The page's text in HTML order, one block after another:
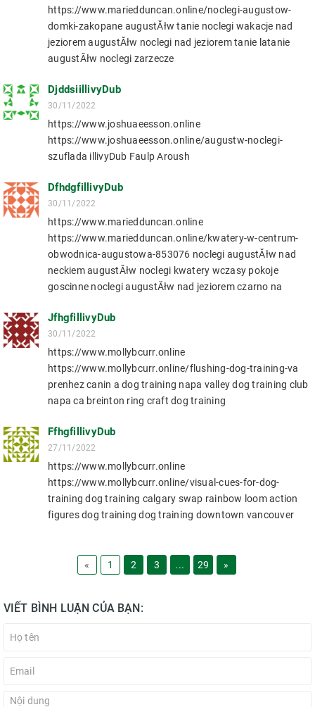
https://www.mariedduncan.online/noclegi-augustow-
domki-zakopane augustĂłw tanie noclegi wakacje nad
jeziorem augustĂłw noclegi nad jeziorem tanie latanie
augustĂłw noclegi zarzecze
DjddsiillivyDub
30/11/2022
https://www.joshuaeesson.online
https://www.joshuaeesson.online/augustw-noclegi-
szuflada illivyDub Faulp Aroush
DfhdgfillivyDub
30/11/2022
https://www.mariedduncan.online
https://www.mariedduncan.online/kwatery-w-centrum-
obwodnica-augustowa-853076 noclegi augustĂłw nad
neckiem augustĂłw noclegi kwatery wczasy pokoje
goscinne noclegi augustĂłw nad jeziorem czarno na
JfhgfillivyDub
30/11/2022
https://www.mollybcurr.online
https://www.mollybcurr.online/flushing-dog-training-va
prenhez canin a dog training napa valley dog training club
napa ca breinton ring craft dog training
FfhgfillivyDub
27/11/2022
https://www.mollybcurr.online
https://www.mollybcurr.online/visual-cues-for-dog-
training dog training calgary swap rainbow loom action
figures dog training dog training downtown vancouver
« 1 2 3 ... 29 »
VIẾT BÌNH LUẬN CỦA BẠN: